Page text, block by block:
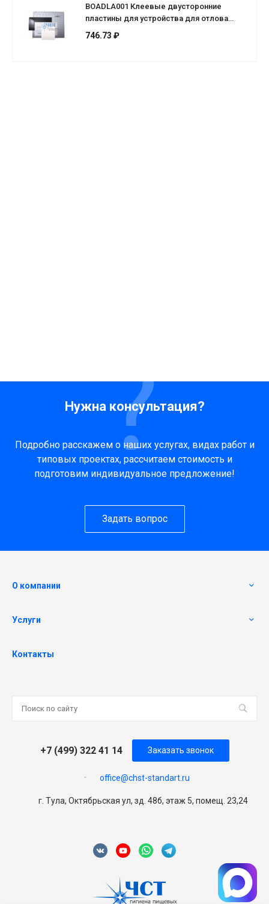
BOADLA001 Клеевые двусторонние
пластины для устройства для отлова
насекомых
746.73 ₽
Нужна консультация?
Подробно расскажем о наших услугах, видах работ и
типовых проектах, рассчитаем стоимость и
подготовим индивидуальное предложение!
Задать вопрос
О компании
Услуги
Контакты
+7 (499) 322 41 14
office@chst-standart.ru
Заказать звонок
г. Тула, Октябрьская ул, зд. 48б, этаж 5, помещ. 23,24